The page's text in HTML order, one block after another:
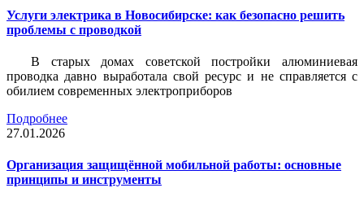
Услуги электрика в Новосибирске: как безопасно решить
проблемы с проводкой
В старых домах советской постройки алюминиевая
проводка давно выработала свой ресурс и не справляется с
обилием современных электроприборов
Подробнее
27.01.2026
Организация защищённой мобильной работы: основные
принципы и инструменты